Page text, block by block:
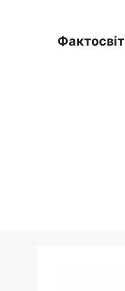
Фактосвіт